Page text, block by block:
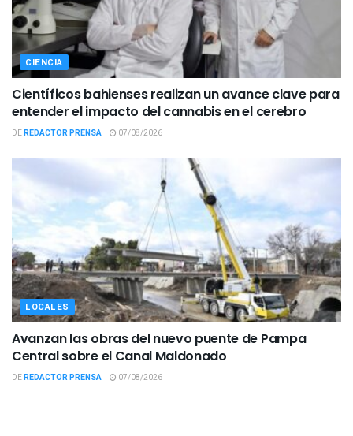
CIENCIA
Científicos bahienses realizan un avance clave para
entender el impacto del cannabis en el cerebro
DEREDACTOR PRENSA 07/08/2026
LOCALES
Avanzan las obras del nuevo puente de Pampa
Central sobre el Canal Maldonado
DEREDACTOR PRENSA 07/08/2026